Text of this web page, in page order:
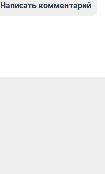
Написать комментарий